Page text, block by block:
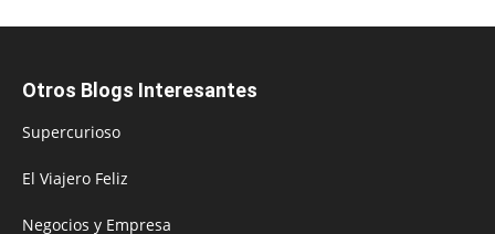
Otros Blogs Interesantes
Supercurioso
El Viajero Feliz
Negocios y Empresa